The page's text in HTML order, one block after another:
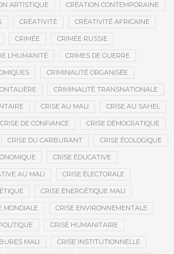
ARTISTIQUE CRÉATION CONTEMPORAINE
CRÉATIVITÉ CRÉATIVITÉ AFRICAINE
CRIMÉE CRIMÉE RUSSIE
L’HUMANITÉ CRIMES DE GUERRE
CRIMINALITÉ ORGANISÉE
CRIMINALITÉ TRANSNATIONALE
CRISE AU MALI CRISE AU SAHEL
CRISE DE CONFIANCE CRISE DÉMOCRATIQUE
CRISE DU CARBURANT CRISE ÉCOLOGIQUE
CRISE ÉDUCATIVE
AU MALI CRISE ÉLECTORALE
CRISE ÉNERGÉTIQUE MALI
MONDIALE CRISE ENVIRONNEMENTALE
CRISE HUMANITAIRE
MALI CRISE INSTITUTIONNELLE